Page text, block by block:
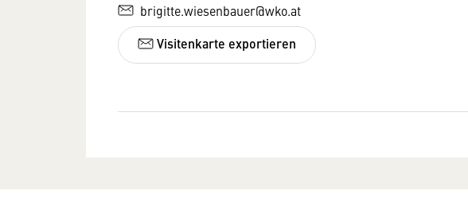
brigitte.wiesenbauer@wko.at
Visitenkarte exportieren